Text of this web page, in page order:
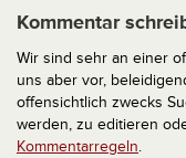
Kommentar
Wir sind sehr an einer
uns aber vor,
offensichtlich zwecks
werden, zu editieren
Kommentarregeln.